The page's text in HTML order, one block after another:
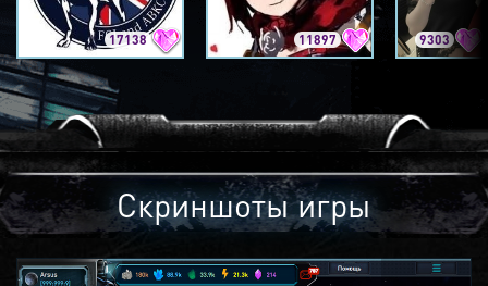
17138 11897 9303
Скриншоты игры